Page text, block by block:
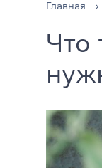
Главная
Что